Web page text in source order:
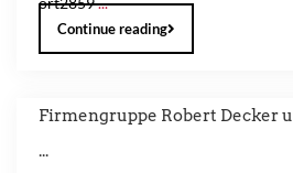
Continue reading
Firmengruppe Robert Decker
...